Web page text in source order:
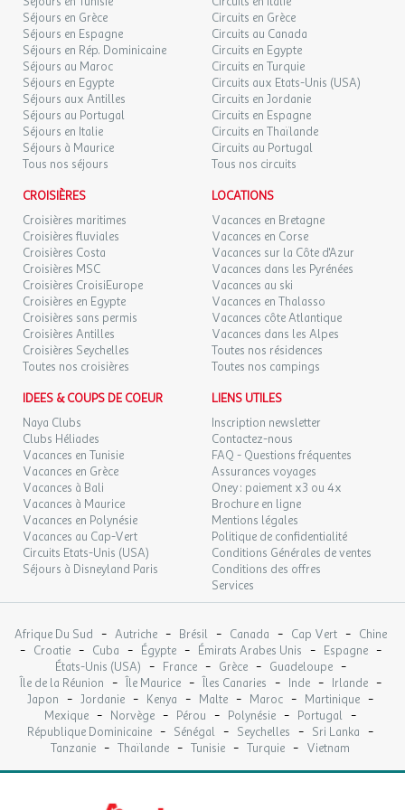
Nombre Salle de bain : 1
Etage
Animaux non Admis
Ascenseur
Casier à ski
Micro-ondes
Lave-vaisselle
Exposition : Nord
Télévision
Nombre d'étoiles : 1
Wifi
Cuisine : 1
Balcon
Vaisselle et couverts : 1
Réfrigérateur
Chauffage : 1.
Appartement 2 pièces au coeur des Orres 1650
L'Agence des Orres vous propose ce 2 pièces avec coin montagne
, qui dispose d'une belle superficie de 45m² et peut accueillir
Exposé Nord-Ouest, il vous offre une magnifique vue plongeante
sur la vallée Embrunaise grâce à son balcon situé au 10ème
étage de la résidence.
La cuisine équipée d'un lave-vaisselle, micro-ondes grill et d'une
pierrade vous permettra de passer des soirées conviviales en
famille ou entre amis.
Côté couchage, vous pourrez choisir entre le coin montagne avec
lits superposés en 80*190cm, une chambre avec 2 lits jumeaux
80*190cm, et un canapé lit gigogne 2 personnes 2 x 80*190cm
La salle de bain dispose d'une baignoire, pour un moment
relaxant après vos activités favorites.
Situé dans le cœur de la station 1650, vous pourrez profiter de
vos vacances sans stress, à moins d'une centaine de mètres
seulement des pistes, commerces (supérettes, boulangerie,
magasins de souvenirs...), restaurants et différentes activités
proposées (VT.T., sport de glisse, super tyrolienne,
MAR.
08
SEPT.
79 €
Retour le
10/09/2026
MER.
09
SEPT.
79 €
Retour le
11/09/2026
JEU.
10
SEPT.
79 €
Retour le
11
SEPT.
79 €
13/09/2026
SAM.
12
SEPT.
79 €
Retour le
DIM.
13
SEPT.
89 €
Retour le
15/09/2026
LUN.
14
SEPT.
89 €/hébergement
MAR.
15
SEPT.
89 €
Retour le
17/09/2026
16
SEPT.
89 €/hébergement
18/09/2026
JEU.
SEPT.
89 €
VEN.
18
SEPT.
89 € /hébergement
Retour le
20/09/2026
SAM.
19
SEPT.
89 € /hébergement
Retour le
21/09/2026
20 89 €/hébergement
Retour le
Séjours en Grèce
Séjours en Espagne
Séjours en Rép. Dominicaine
Séjours au Maroc
Séjours en Egypte
Séjours aux Antilles
Séjours au Portugal
Séjours en Italie
Séjours à Maurice
Tous nos séjours
Circuits en Grèce
Circuits au Canada
Circuits en Egypte
Circuits en Turquie
Circuits aux Etats-Unis (USA)
Circuits en Jordanie
Circuits en Espagne
Circuits en Thaïlande
Circuits au Portugal
Tous nos circuits
CROISIÈRES
Croisières maritimes
Croisières fluviales
Croisières Costa
Croisières MSC
Croisières CroisiEurope
Croisières en Egypte
Croisières sans permis
Croisières Antilles
Croisières Seychelles
Toutes nos croisières
LOCATIONS
Vacances en Bretagne
Vacances en Corse
Vacances sur la Côte d'Azur
Vacances dans les Pyrénées
Vacances au ski
Vacances en Thalasso
Vacances côte Atlantique
Vacances dans les Alpes
Toutes nos résidences
Toutes nos campings
IDEES & COUPS DE COEUR
Naya Clubs
Clubs Héliades
Vacances en Tunisie
Vacances en Grèce
Vacances à Bali
Vacances à Maurice
Vacances en Polynésie
Vacances au Cap-Vert
Circuits Etats-Unis (USA)
Séjours à Disneyland Paris
LIENS UTILES
Inscription newsletter
Contactez-nous
FAQ - Questions fréquentes
Assurances voyages
Oney : paiement x3 ou 4x
Brochure en ligne
Mentions légales
Politique de confidentialité
Conditions Générales de ventes
Conditions des offres
Services
Afrique Du Sud - Autriche - Brésil - Canada - Cap Vert - Chine
- Croatie - Cuba - Égypte - Émirats Arabes Unis - Espagne -
États-Unis (USA) - France - Grèce - Guadeloupe -
Île de la Réunion - Île Maurice - Îles Canaries - Inde - Irlande -
Japon - Jordanie - Kenya - Malte - Maroc - Martinique -
Mexique - Norvège - Pérou - Polynésie - Portugal -
République Dominicaine - Sénégal - Seychelles - Sri Lanka -
Tanzanie - Thaïlande - Tunisie - Turquie - Vietnam